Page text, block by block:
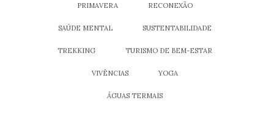
PRIMAVERA RECONEXÃO
SAÚDE MENTAL SUSTENTABILIDADE
TREKKING TURISMO DE BEM-ESTAR
VIVÊNCIAS YOGA
ÁGUAS TERMAIS